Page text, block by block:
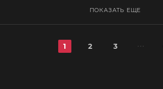
ПОКАЗАТЬ ЕЩЕ
1 2 3